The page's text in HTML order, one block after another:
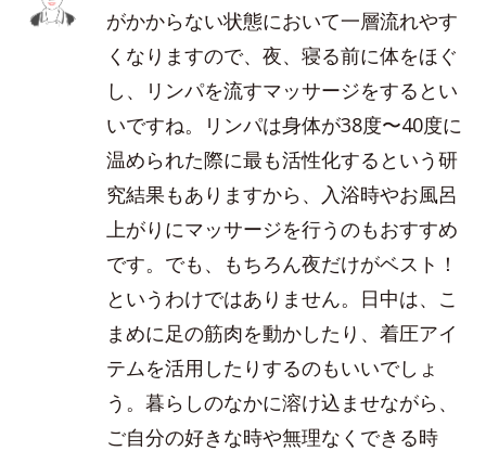
がかからない状態において一層流れやす
くなりますので、夜、寝る前に体をほぐ
し、リンパを流すマッサージをするとい
いですね。リンパは身体が38度〜40度に
温められた際に最も活性化するという研
究結果もありますから、入浴時やお風呂
上がりにマッサージを行うのもおすすめ
です。でも、もちろん夜だけがベスト！
というわけではありません。日中は、こ
まめに足の筋肉を動かしたり、着圧アイ
テムを活用したりするのもいいでしょ
う。暮らしのなかに溶け込ませながら、
ご自分の好きな時や無理なくできる時